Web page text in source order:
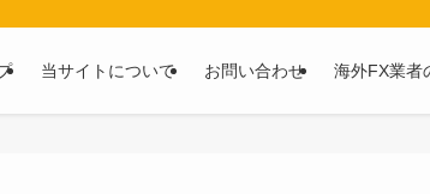
情報の口コミや評判を2chや5chからピックアップしています。
当サイトについて お問い合わせ 海外FX業者